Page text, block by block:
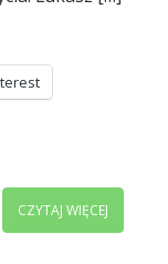
CZYTAJ WIĘCEJ